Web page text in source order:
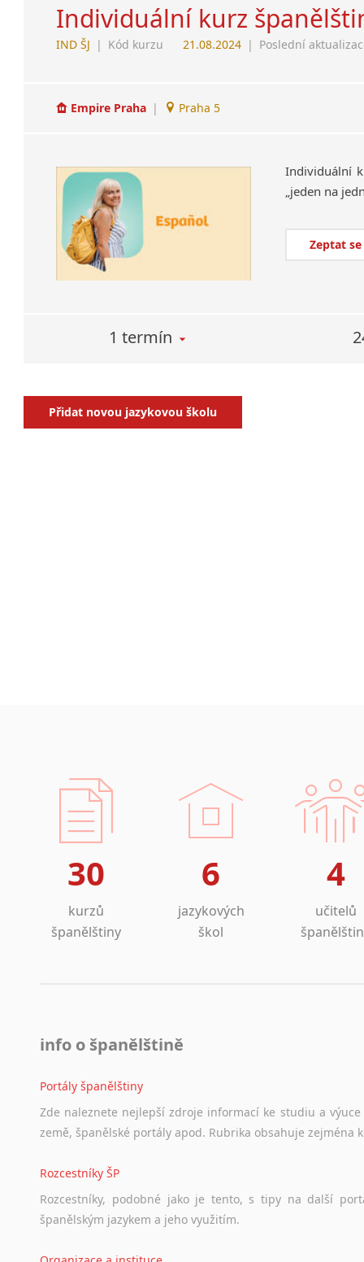
Individuální kurz
IND ŠJ | Kód kurzu 21.08.2024 | Poslední
Empire Praha | Praha 5
Individuální
„jeden na
Zeptat
1 termín
Přidat novou jazykovou školu
30
kurzů
španělštiny
6
jazykových
škol
4
učitelů
info o španělštině
Portály španělštiny
Zde naleznete nejlepší zdroje informací ke studiu a výuce
země, španělské portály apod. Rubrika obsahuje zejména
Rozcestníky ŠP
Rozcestníky, podobné jako je tento, s tipy na další
španělským jazykem a jeho využitím.